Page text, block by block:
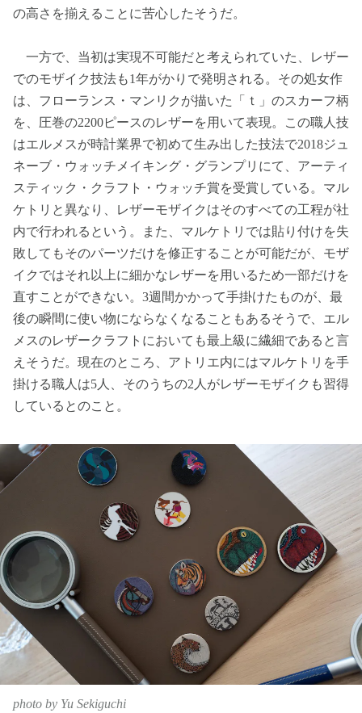
の高さを揃えることに苦心したそうだ。
一方で、当初は実現不可能だと考えられていた、レザー
でのモザイク技法も1年がかりで発明される。その処女作
は、フローランス・マンリクが描いた「ｔ」のスカーフ柄
を、圧巻の2200ピースのレザーを用いて表現。この職人技
はエルメスが時計業界で初めて生み出した技法で2018ジュ
ネーブ・ウォッチメイキング・グランプリにて、アーティ
スティック・クラフト・ウォッチ賞を受賞している。マル
ケトリと異なり、レザーモザイクはそのすべての工程が社
内で行われるという。また、マルケトリでは貼り付けを失
敗してもそのパーツだけを修正することが可能だが、モザ
イクではそれ以上に細かなレザーを用いるため一部だけを
直すことができない。3週間かかって手掛けたものが、最
後の瞬間に使い物にならなくなることもあるそうで、エル
メスのレザークラフトにおいても最上級に繊細であると言
えそうだ。現在のところ、アトリエ内にはマルケトリを手
掛ける職人は5人、そのうちの2人がレザーモザイクも習得
しているとのこと。
photo by Yu Sekiguchi